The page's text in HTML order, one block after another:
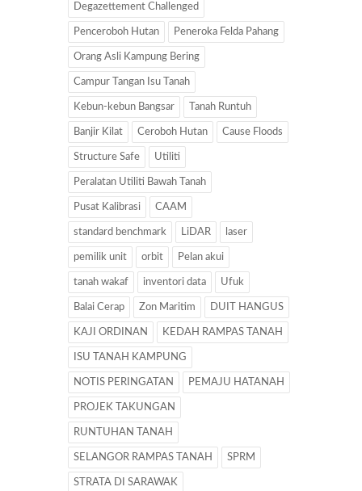
Degazettement Challenged
Penceroboh Hutan Peneroka Felda Pahang
Orang Asli Kampung Bering
Campur Tangan Isu Tanah
Kebun-kebun Bangsar Tanah Runtuh
Banjir Kilat Ceroboh Hutan Cause Floods
Structure Safe Utiliti
Peralatan Utiliti Bawah Tanah
Pusat Kalibrasi CAAM
standard benchmark LiDAR laser
pemilik unit orbit Pelan akui
tanah wakaf inventori data Ufuk
Balai Cerap Zon Maritim DUIT HANGUS
KAJI ORDINAN KEDAH RAMPAS TANAH
ISU TANAH KAMPUNG
NOTIS PERINGATAN PEMAJU HATANAH
PROJEK TAKUNGAN
RUNTUHAN TANAH
SELANGOR RAMPAS TANAH SPRM
STRATA DI SARAWAK